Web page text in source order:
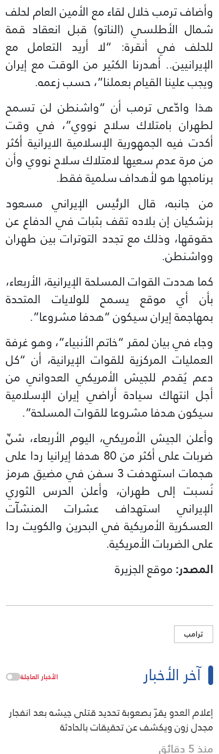
وأضاف ترمب خلال لقاء مع الأمين العام لحلف
شمال الأطلسي (الناتو) قبل انعقاد قمة
للحلف في أنقرة: “لا أريد التعامل مع
الإيرانيين.. أهدرنا الكثير من الوقت مع إيران
ويجب علينا القيام بعملنا”، حسب زعمه.
هذا وادّعى ترمب أن “واشنطن لن تسمح
لطهران بامتلاك سلاح نووي”، في وقت
أكدت فيه الجمهورية الإسلامية الايرانية أكثر
من مرة عدم سعيها لامتلاك سلاح نووي وأن
برنامجها هو لأهداف سلمية فقط.
من جانبه، قال الرئيس الإيراني مسعود
بزشكيان إن بلاده تقف بثبات في الدفاع عن
حقوقها، وذلك مع تجدد التوترات بين طهران
وواشنطن.
كما هددت القوات المسلحة الإيرانية، الأربعاء،
بأن أي موقع يسمح للولايات المتحدة
بمهاجمة إيران سيكون “هدفا مشروعا”.
وجاء في بيان لمقر “خاتم الأنبياء”، وهو غرفة
العمليات المركزية للقوات الإيرانية، أن “كل
دعم يُقدم للجيش الأمريكي العدواني من
أجل انتهاك سيادة أراضي إيران الإسلامية
سيكون هدفا مشروعا للقوات المسلحة”.
وأعلن الجيش الأمريكي، اليوم الأربعاء، شنّ
ضربات على أكثر من 80 هدفا إيرانيا ردا على
هجمات استهدفت 3 سفن في مضيق هرمز
نُسبت إلى طهران، وأعلن الحرس الثوري
الإيراني استهداف عشرات المنشآت
العسكرية الأمريكية في البحرين والكويت ردا
على الضربات الأمريكية.
المصدر:موقع الجزيرة
ترامب
آخر الأخبار الأخبار العاجلة
إعلام العدو يقرّ بصعوبة تحديد قتلى جيشه بعد انفجار
مجدل زون ويكشف عن تحقيقات بالحادثة
منذ 5 دقائق